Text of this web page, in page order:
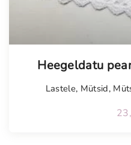
Heegeldatu
Lastele, Mütsid,